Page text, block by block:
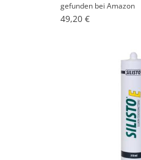
gefunden bei Amazon
49,20 €